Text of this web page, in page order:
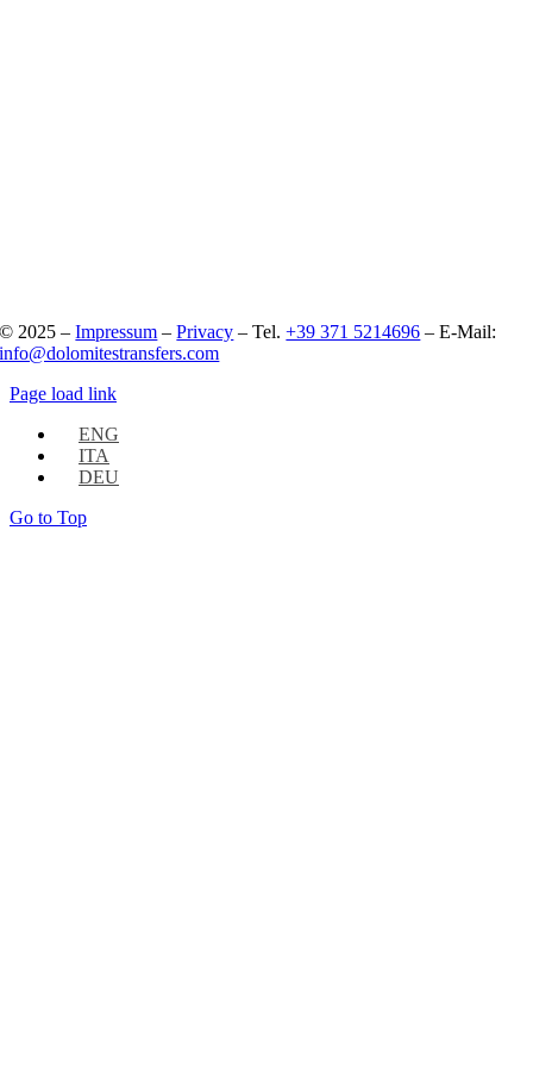
© 2025 –Impressum –Privacy – Tel.+39 371 5214696 – E-Mail:
info@dolomitestransfers.com
Page load link
ENG
ITA
DEU
Go to Top